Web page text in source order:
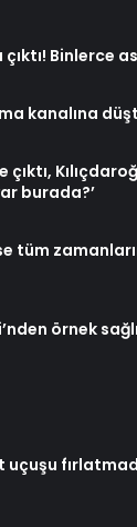
çıktı! Binlerce
kanalına
burada?’
tüm
örnek